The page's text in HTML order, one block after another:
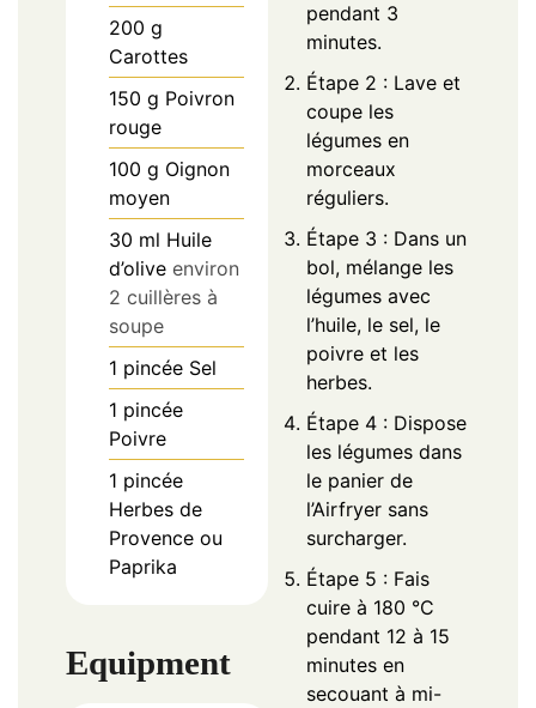
200 g
Carottes
150 g Poivron
rouge
100 g Oignon
moyen
30 ml Huile
d’olive environ
2 cuillères à
soupe
1 pincée Sel
1 pincée
Poivre
1 pincée
Herbes de
Provence ou
Paprika
Equipment
pendant 3
minutes.
Étape 2 : Lave et
coupe les
légumes en
morceaux
réguliers.
Étape 3 : Dans un
bol, mélange les
légumes avec
l’huile, le sel, le
poivre et les
herbes.
Étape 4 : Dispose
les légumes dans
le panier de
l’Airfryer sans
surcharger.
Étape 5 : Fais
cuire à 180 °C
pendant 12 à 15
minutes en
secouant à mi-